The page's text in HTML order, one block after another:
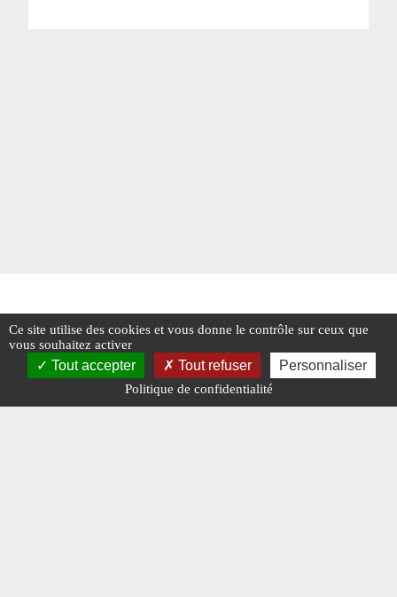
Ce site utilise des cookies et vous donne le contrôle sur ceux que
vous souhaitez activer
Tout accepter Tout refuser Personnaliser
Politique de confidentialité